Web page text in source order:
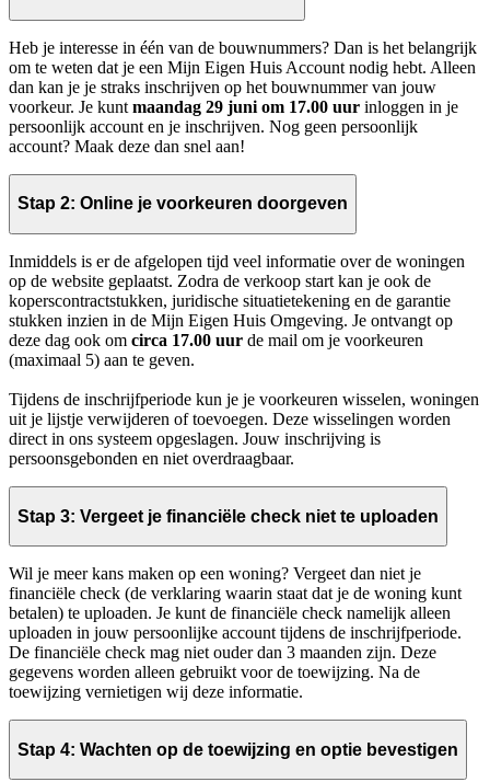
Heb je interesse in één van de bouwnummers? Dan is het belangrijk
om te weten dat je een Mijn Eigen Huis Account nodig hebt. Alleen
dan kan je je straks inschrijven op het bouwnummer van jouw
voorkeur. Je kunt maandag 29 juni om 17.00 uur inloggen in je
persoonlijk account en je inschrijven. Nog geen persoonlijk
account? Maak deze dan snel aan!
Stap 2: Online je voorkeuren doorgeven
Inmiddels is er de afgelopen tijd veel informatie over de woningen
op de website geplaatst. Zodra de verkoop start kan je ook de
koperscontractstukken, juridische situatietekening en de garantie
stukken inzien in de Mijn Eigen Huis Omgeving. Je ontvangt op
deze dag ook om circa 17.00 uur de mail om je voorkeuren
(maximaal 5) aan te geven.
Tijdens de inschrijfperiode kun je je voorkeuren wisselen, woningen
uit je lijstje verwijderen of toevoegen. Deze wisselingen worden
direct in ons systeem opgeslagen. Jouw inschrijving is
persoonsgebonden en niet overdraagbaar.
Stap 3: Vergeet je financiële check niet te uploaden
Wil je meer kans maken op een woning? Vergeet dan niet je
financiële check (de verklaring waarin staat dat je de woning kunt
betalen) te uploaden. Je kunt de financiële check namelijk alleen
uploaden in jouw persoonlijke account tijdens de inschrijfperiode.
De financiële check mag niet ouder dan 3 maanden zijn. Deze
gegevens worden alleen gebruikt voor de toewijzing. Na de
toewijzing vernietigen wij deze informatie.
Stap 4: Wachten op de toewijzing en optie bevestigen